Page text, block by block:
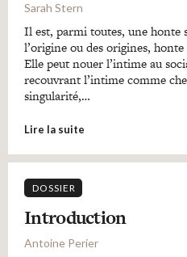
Sarah Stern
Il est, parmi toutes, une honte
l’origine ou des origines,
Elle peut nouer l’intime au
recouvrant l’intime comme
singularité,…
Lire la suite
DOSSIER
Introduction
Antoine Perier